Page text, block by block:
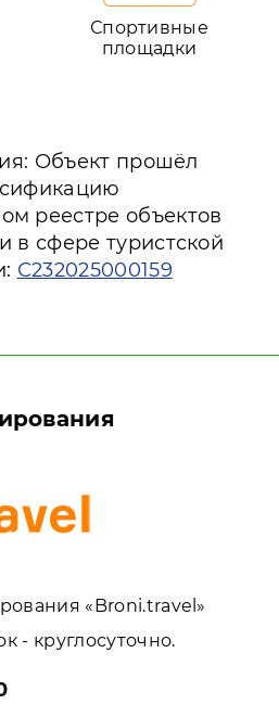
Спортивные
площадки
Объект прошёл
реестре объектов
в сфере туристской
С232025000159
«Broni.travel»
- круглосуточно.